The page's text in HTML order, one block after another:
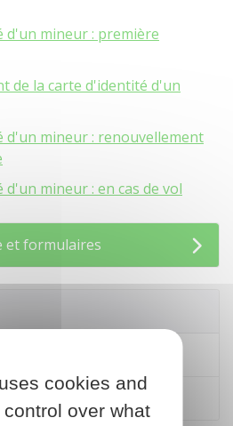
d'un mineur : première
de la carte d'identité d'un
d'un mineur : renouvellement
mineur : en cas de vol
et formulaires
cookies and
over what